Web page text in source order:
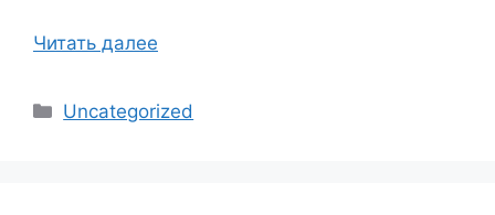
Читать далее
Рубрики
Uncategorized